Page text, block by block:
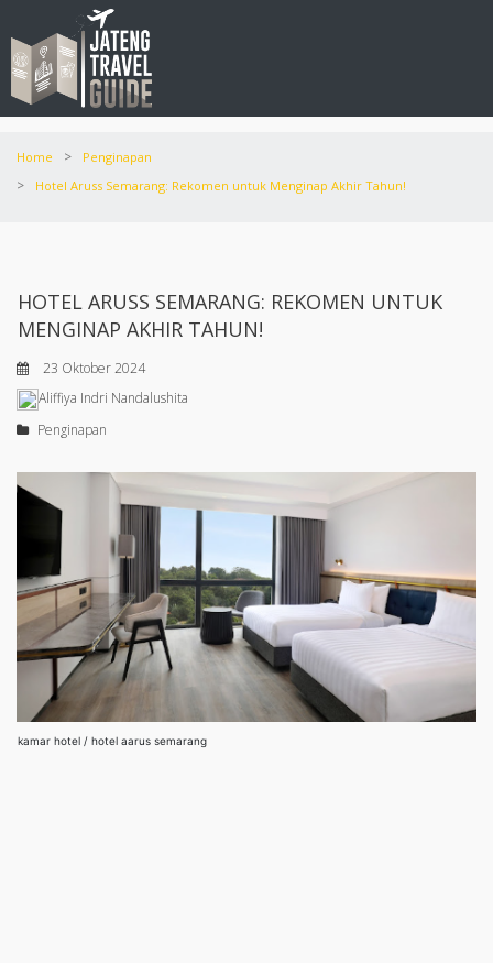
Home > Penginapan
> Hotel Aruss Semarang: Rekomen untuk Menginap Akhir Tahun!
HOTEL ARUSS SEMARANG: REKOMEN UNTUK
MENGINAP AKHIR TAHUN!
23 Oktober 2024
Aliffiya Indri Nandalushita
Penginapan
kamar hotel / hotel aarus semarang